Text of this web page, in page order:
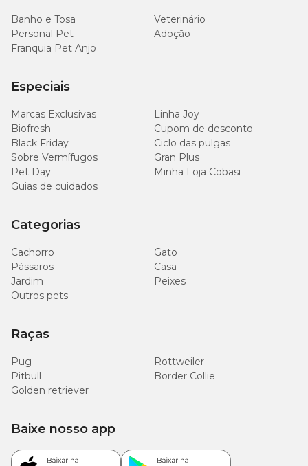
Banho e Tosa
Veterinário
Personal Pet
Adoção
Franquia Pet Anjo
Especiais
Marcas Exclusivas
Linha Joy
Biofresh
Cupom de desconto
Black Friday
Ciclo das pulgas
Sobre Vermífugos
Gran Plus
Pet Day
Minha Loja Cobasi
Guias de cuidados
Categorias
Cachorro
Gato
Pássaros
Casa
Jardim
Peixes
Outros pets
Raças
Pug
Rottweiler
Pitbull
Border Collie
Golden retriever
Baixe nosso app